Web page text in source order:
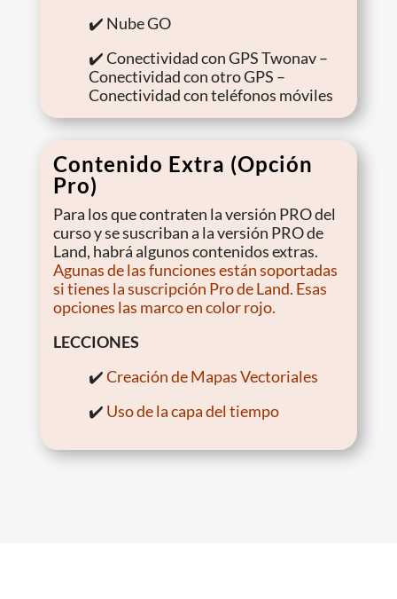
✔️ Nube GO
✔️ Conectividad con GPS Twonav –
Conectividad con otro GPS –
Conectividad con teléfonos móviles
Contenido Extra (Opción
Pro)
Para los que contraten la versión PRO del
curso y se suscriban a la versión PRO de
Land, habrá algunos contenidos extras.
Agunas de las funciones están soportadas
si tienes la suscripción Pro de Land. Esas
opciones las marco en color rojo.
LECCIONES
✔️Creación de Mapas Vectoriales
✔️ Uso de la capa del tiempo